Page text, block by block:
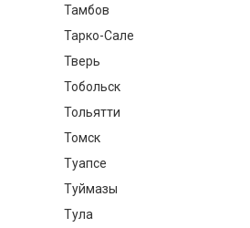
Тамбов
Тарко-Сале
Тверь
Тобольск
Тольятти
Томск
Туапсе
Туймазы
Тула